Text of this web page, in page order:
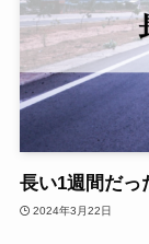
長い1週間だっ
2024年3月22日